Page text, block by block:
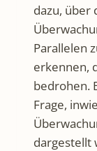
dazu, über
Parallelen
erkennen,
bedrohen.
Frage,
dargestellt